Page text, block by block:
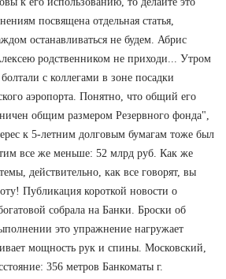
посвящена отдельная статья,
останавливаться не будем. Абрис
родственником не приходи... Утром
с коллегами в зоне посадки
аэропорта. Понятно, что общий его
общим размером Резервного фонда",
к 5-летним долговым бумагам тоже был
все же меньше: 52 млрд руб. Как же
действительно, как все говорят, вы
Публикация короткой новости о
собрала на Банки. Броски об
это упражнение нагружает
мощность рук и спины. Московский,
356 метров Банкоматы г.